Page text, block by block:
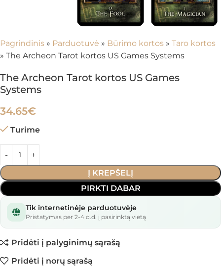
Pagrindinis » Parduotuvė » Būrimo kortos » Taro kortos
» The Archeon Tarot kortos US Games Systems
The Archeon Tarot kortos US Games
Systems
34.65€
Turime
Į KREPŠELĮ
PIRKTI DABAR
Tik internetinėje parduotuvėje
Pristatymas per 2-4 d.d. į pasirinktą vietą
Pridėti į palyginimų sąrašą
Pridėti į norų sąrašą